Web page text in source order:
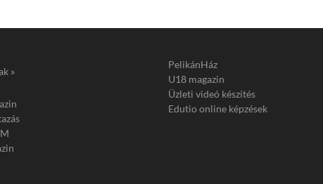
»
PelikánHáz
U18 magazin
Üzleti videó készítés
Edutio online képzések